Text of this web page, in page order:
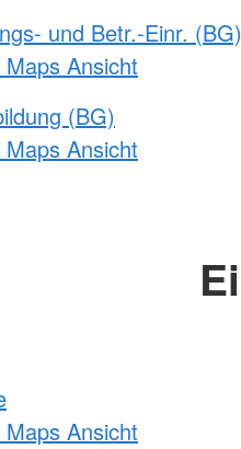
und Betr.-Einr. (BG)
Ansicht
(BG)
Ansicht
Ansicht